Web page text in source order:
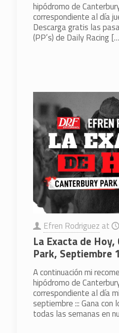
hipódromo de
correspondiente al día
Descarga gratis las
(PP’s) de Daily Racing
Efren Rodriguez at
La Exacta de
Park, Septiembre
A continuación mi
hipódromo de
correspondiente al día
septiembre ::: Gana con
todas las semanas en